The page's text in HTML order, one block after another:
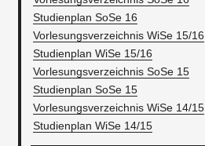
Studienplan SoSe 16
Vorlesungsverzeichnis WiSe 15/16
Studienplan WiSe 15/16
Vorlesungsverzeichnis SoSe 15
Studienplan SoSe 15
Vorlesungsverzeichnis WiSe 14/15
Studienplan WiSe 14/15